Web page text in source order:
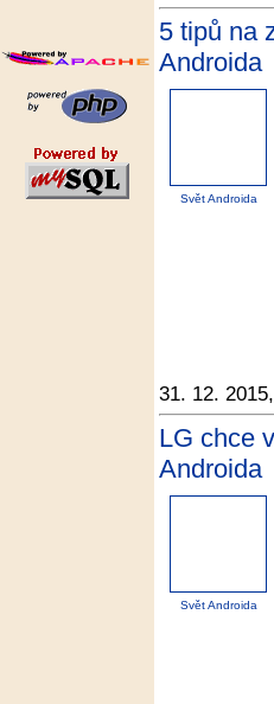
5 tipů na
Androida
Svět Androida
31. 12.
LG chce
Androida
Svět Androida